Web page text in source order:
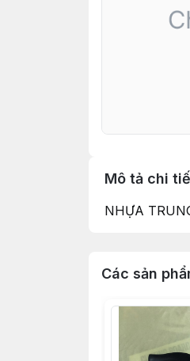
Mô tả chi
NHỰA
Các sản